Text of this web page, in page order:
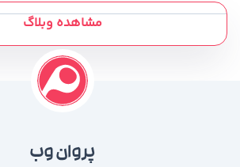
مشاهده وبلاگ
پروان وب